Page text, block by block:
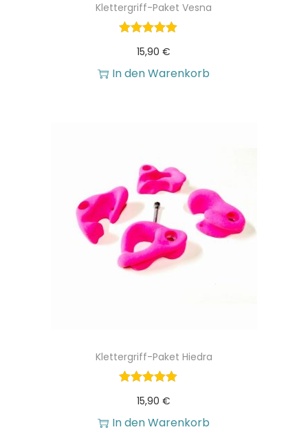
Klettergriff-Paket Vesna
15,90€
In den Warenkorb
Klettergriff-Paket Hiedra
15,90€
In den Warenkorb